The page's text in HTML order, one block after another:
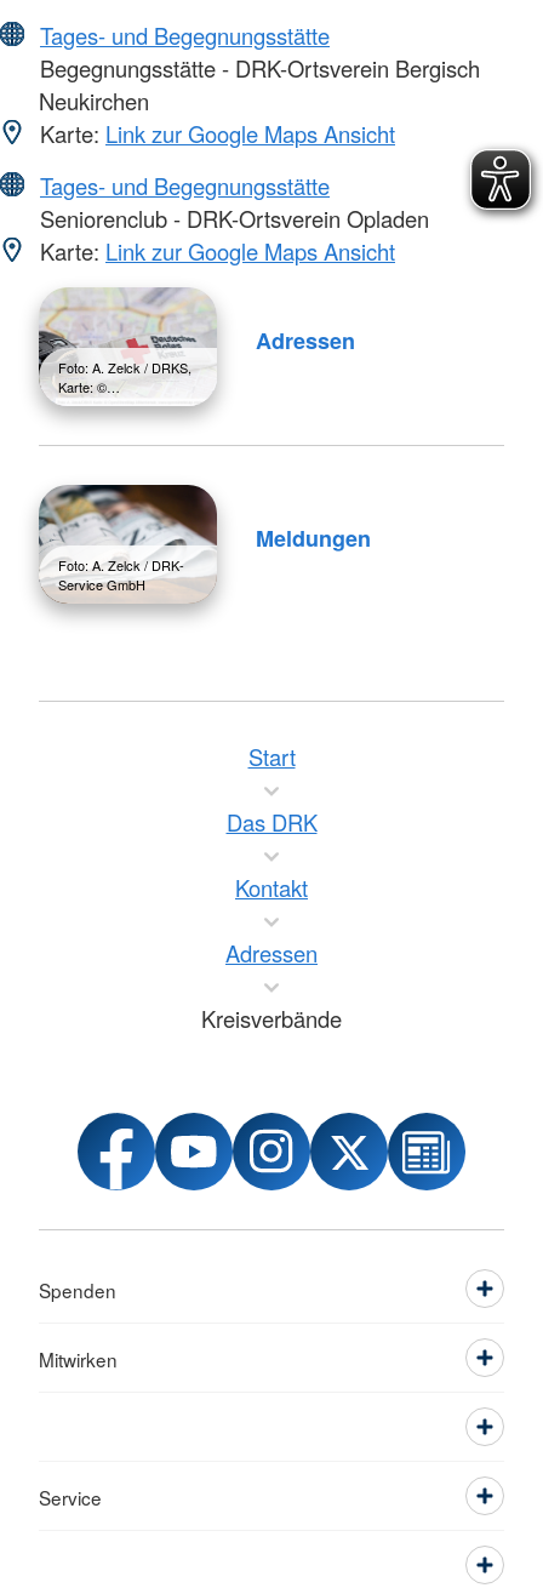
Tages- und Begegnungsstätte
Begegnungsstätte - DRK-Ortsverein Bergisch
Neukirchen
Karte: Link zur Google Maps Ansicht
Tages- und Begegnungsstätte
Seniorenclub - DRK-Ortsverein Opladen
Karte: Link zur Google Maps Ansicht
Foto: A. Zelck / DRKS,
Karte: ©…
Adressen
Foto: A. Zelck / DRK-
Service GmbH
Meldungen
Start
Das DRK
Kontakt
Adressen
Kreisverbände
Spenden
Mitwirken
Service